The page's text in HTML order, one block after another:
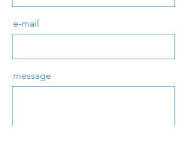
e-mail
message